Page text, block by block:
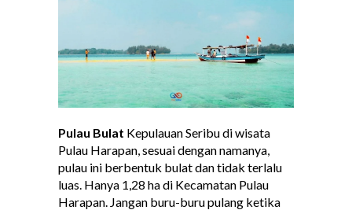
Pulau Bulat Kepulauan Seribu di wisata
Pulau Harapan, sesuai dengan namanya,
pulau ini berbentuk bulat dan tidak terlalu
luas. Hanya 1,28 ha di Kecamatan Pulau
Harapan. Jangan buru-buru pulang ketika